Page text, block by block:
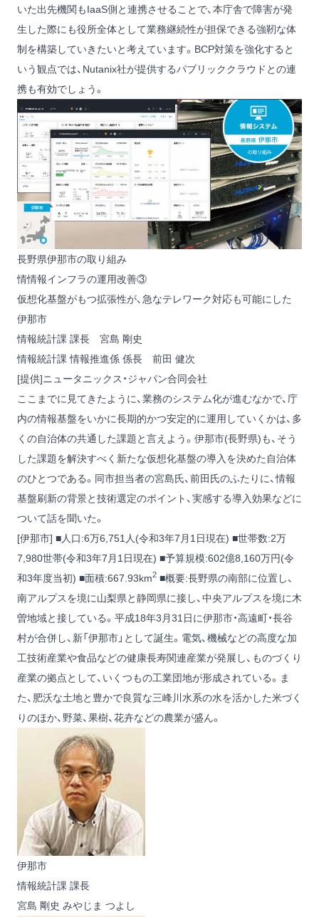
いた出先機関もIaaS側と連携させることで、本庁舎で障害が発
生した際にも役所全体として業務継続性が担保できる強靭な体
制を構築していきたいと考えています。BCP対策を強化すると
いう観点では、Nutanix社が提供するパブリッククラウドとの連
携も有効でしょう。
長野県伊那市の取り組み
情情報インフラの運用改善③
仮想化基盤がもつ拡張性が、急なテレワーク対応も可能にした
伊那市
情報統計課 課長 宮島 剛史
情報統計課 情報推進係 係長 前田 健次
[提供]ニュータニックス・ジャパン合同会社
ここまでに見てきたように、業務のシステム化が進むなかで、庁
内の情報基盤をいかに長期的かつ安定的に運用していくかは、多
くの自治体の共通した課題と言えよう。伊那市(長野県)も、そう
した課題を解決すべく新たな仮想化基盤の導入を決めた自治体
のひとつである。同市担当者の宮島氏、前田氏のふたりに、情報
基盤刷新の背景と技術選定のポイント、実感する導入効果などに
ついて話を聞いた。
[伊那市] ■人口:6万6,751人(令和3年7月1日現在) ■世帯数:2万
7,980世帯(令和3年7月1日現在) ■予算規模:602億8,160万円(令
和3年度当初) ■面積:667.93km2 ■概要:長野県の南部に位置し、
南アルプスを境に山梨県と静岡県に接し、中央アルプスを境に木
曽地域と接している。平成18年3月31日に伊那市・高遠町・長谷
村が合併し、新「伊那市」として誕生。電気、機械などの高度な加
工技術産業や食品などの健康長寿関連産業が発展し、ものづくり
産業の拠点として、いくつもの工業団地が形成されている。ま
た、肥沃な土地と豊かで良質な三峰川水系の水を活かした米づく
りのほか、野菜、果樹、花卉などの農業が盛ん。
伊那市
情報統計課 課長
宮島 剛史 みやじま つよし